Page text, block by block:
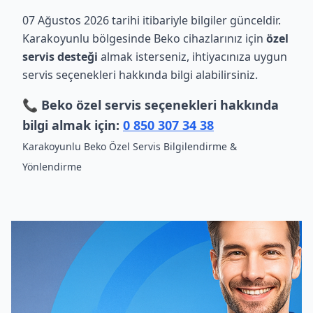
07 Ağustos 2026 tarihi itibariyle bilgiler günceldir.
Karakoyunlu bölgesinde Beko cihazlarınız için özel
servis desteği almak isterseniz, ihtiyacınıza uygun
servis seçenekleri hakkında bilgi alabilirsiniz.
📞 Beko özel servis seçenekleri hakkında
bilgi almak için: 0 850 307 34 38
Karakoyunlu Beko Özel Servis Bilgilendirme &
Yönlendirme